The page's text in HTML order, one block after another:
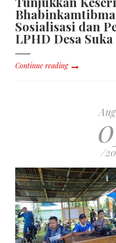
Sosialisasi dan
LPHD Desa
Continue reading
/